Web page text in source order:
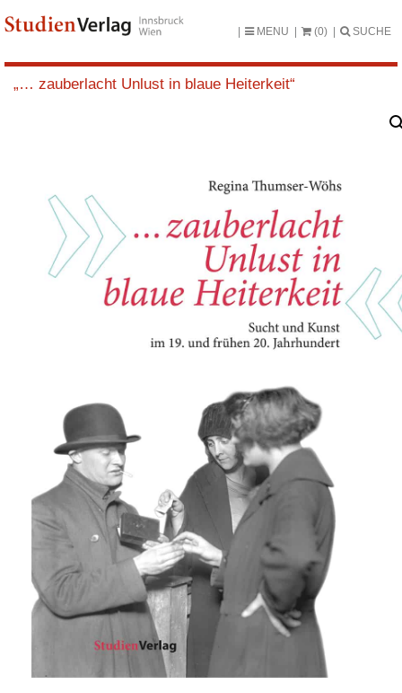
MENU (0) SUCHE
„… zauberlacht Unlust in blaue Heiterkeit“